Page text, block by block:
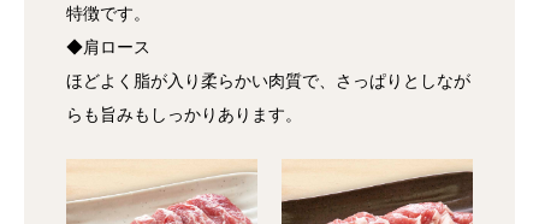
特徴です。
◆肩ロース
ほどよく脂が入り柔らかい肉質で、さっぱりとしなが
らも旨みもしっかりあります。